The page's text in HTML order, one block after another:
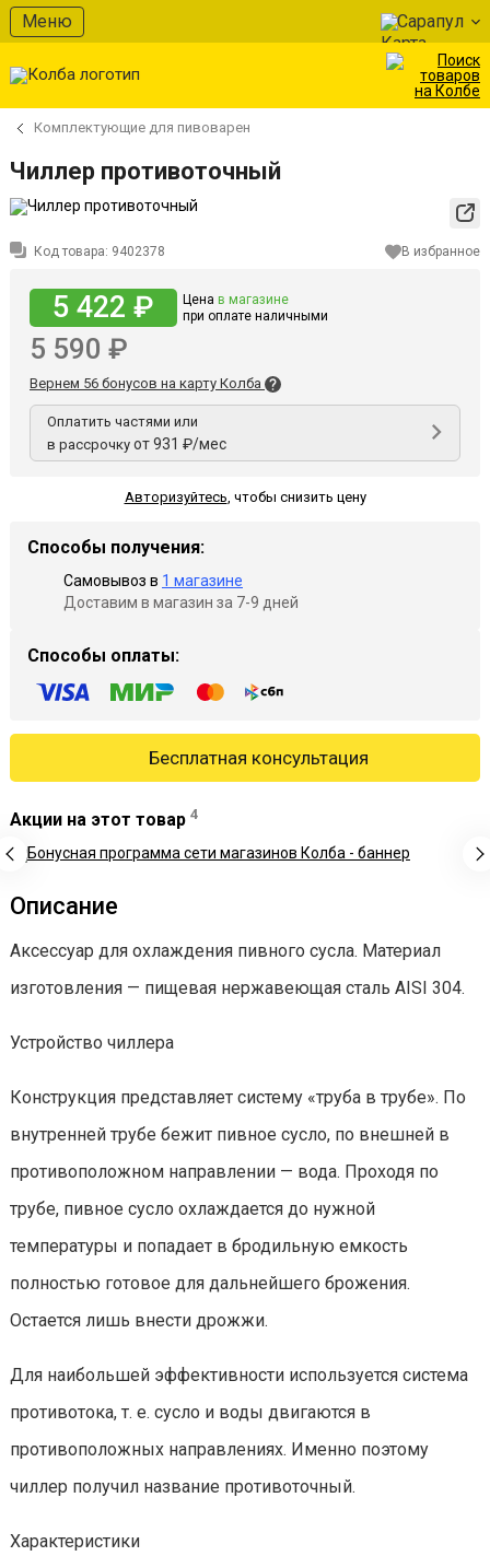
Меню Сарапул
Комплектующие для пивоварен
Чиллер противоточный
Код товара: 9402378 В избранное
5 422 ₽ Цена в магазине
при оплате наличными
5 590 ₽
Вернем 56 бонусов на карту Колба
Оплатить частями или
в рассрочку от 931 ₽/мес
Авторизуйтесь, чтобы снизить цену
Способы получения:
Самовывоз в 1 магазине
Доставим в магазин за 7-9 дней
Способы оплаты:
Бесплатная консультация
Акции на этот товар 4
Описание
Аксессуар для охлаждения пивного сусла. Материал
изготовления — пищевая нержавеющая сталь AISI 304.
Устройство чиллера
Конструкция представляет систему «труба в трубе». По
внутренней трубе бежит пивное сусло, по внешней в
противоположном направлении — вода. Проходя по
трубе, пивное сусло охлаждается до нужной
температуры и попадает в бродильную емкость
полностью готовое для дальнейшего брожения.
Остается лишь внести дрожжи.
Для наибольшей эффективности используется система
противотока, т. е. сусло и воды двигаются в
противоположных направлениях. Именно поэтому
чиллер получил название противоточный.
Характеристики